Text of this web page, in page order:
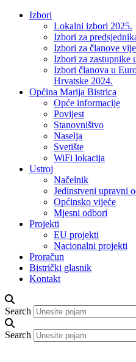
Izbori
Lokalni izbori 2025.
Izbori za
Izbori za članove
Izbori za zastupnike
Izbori članova u
Hrvatske 2024.
Općina Marija Bistrica
Opće informacije
Povijest
Stanovništvo
Naselja
Svetište
WiFi lokacija
Ustroj
Načelnik
Jedinstveni upravni
Općinsko vijeće
Mjesni odbori
Projekti
EU projekti
Nacionalni projekti
Proračun
Bistrički glasnik
Kontakt
Search
Search